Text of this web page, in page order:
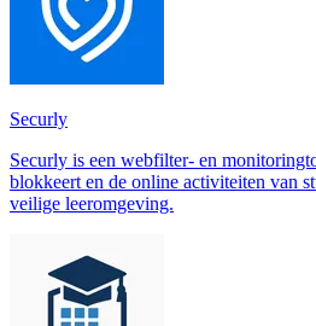
Securly
Securly is een webfilter- en
blokkeert en de online activiteiten van
veilige leeromgeving.